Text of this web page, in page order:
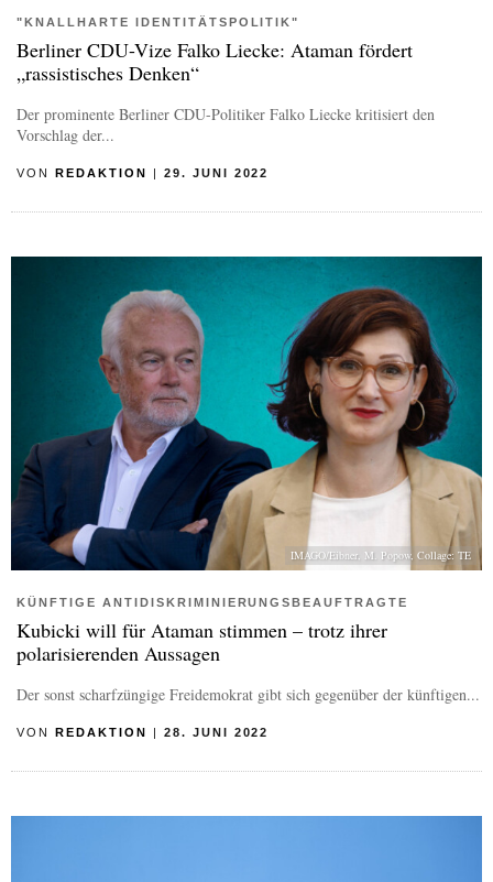
"KNALLHARTE IDENTITÄTSPOLITIK"
Berliner CDU-Vize Falko Liecke: Ataman fördert
„rassistisches Denken“
Der prominente Berliner CDU-Politiker Falko Liecke kritisiert den
Vorschlag der...
VON REDAKTION | 29. JUNI 2022
IMAGO/Eibner, M. Popow, Collage: TE
KÜNFTIGE ANTIDISKRIMINIERUNGSBEAUFTRAGTE
Kubicki will für Ataman stimmen – trotz ihrer
polarisierenden Aussagen
Der sonst scharfzüngige Freidemokrat gibt sich gegenüber der künftigen...
VON REDAKTION | 28. JUNI 2022